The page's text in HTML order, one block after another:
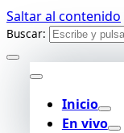
Saltar al contenido
Buscar:
Inicio
En vivo